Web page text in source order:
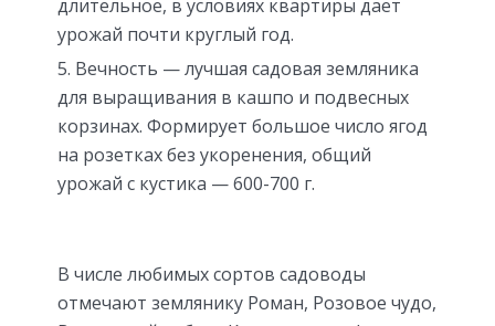
длительное, в условиях квартиры дает
урожай почти круглый год.
Вечность — лучшая садовая земляника
для выращивания в кашпо и подвесных
корзинах. Формирует большое число ягод
на розетках без укоренения, общий
урожай с кустика — 600-700 г.
В числе любимых сортов садоводы
отмечают землянику Роман, Розовое чудо,